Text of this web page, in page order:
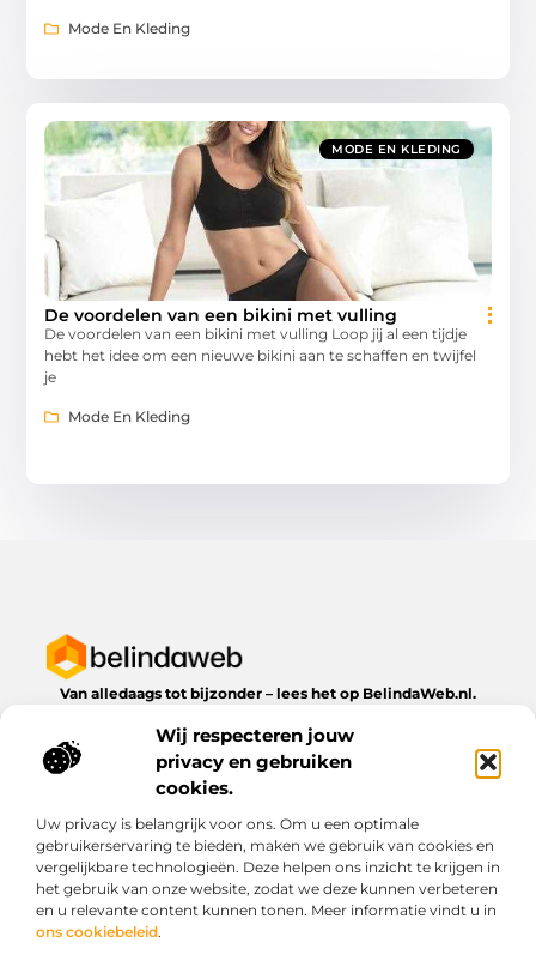
Wij respecteren jouw
privacy en gebruiken
cookies.
Uw privacy is belangrijk voor ons. Om u een optimale
gebruikerservaring te bieden, maken we gebruik van cookies en
vergelijkbare technologieën. Deze helpen ons inzicht te krijgen in
het gebruik van onze website, zodat we deze kunnen verbeteren
en u relevante content kunnen tonen. Meer informatie vindt u in
ons cookiebeleid.
Mode En Kleding
MODE EN KLEDING
De voordelen van een bikini met vulling
De voordelen van een bikini met vulling Loop jij al een tijdje
hebt het idee om een nieuwe bikini aan te schaffen en twijfel
je
Mode En Kleding
Van alledaags tot bijzonder – lees het op BelindaWeb.nl.
dagelijks leven te bieden heeft.
Bericht categorie
Onze informatie